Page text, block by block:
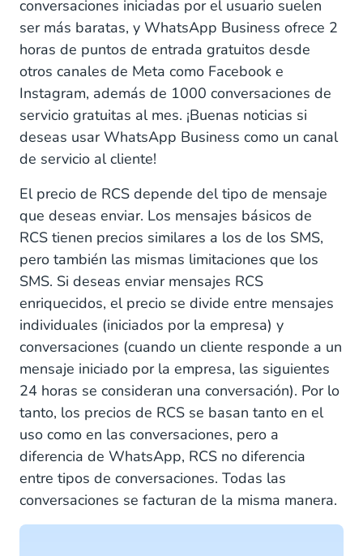
conversaciones iniciadas por el usuario suelen
ser más baratas, y WhatsApp Business ofrece 2
horas de puntos de entrada gratuitos desde
otros canales de Meta como Facebook e
Instagram, además de 1000 conversaciones de
servicio gratuitas al mes. ¡Buenas noticias si
deseas usar WhatsApp Business como un canal
de servicio al cliente!
El precio de RCS depende del tipo de mensaje
que deseas enviar. Los mensajes básicos de
RCS tienen precios similares a los de los SMS,
pero también las mismas limitaciones que los
SMS. Si deseas enviar mensajes RCS
enriquecidos, el precio se divide entre mensajes
individuales (iniciados por la empresa) y
conversaciones (cuando un cliente responde a un
mensaje iniciado por la empresa, las siguientes
24 horas se consideran una conversación). Por lo
tanto, los precios de RCS se basan tanto en el
uso como en las conversaciones, pero a
diferencia de WhatsApp, RCS no diferencia
entre tipos de conversaciones. Todas las
conversaciones se facturan de la misma manera.